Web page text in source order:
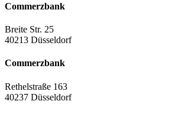
Commerzbank
Breite Str. 25
40213 Düsseldorf
Commerzbank
Rethelstraße 163
40237 Düsseldorf